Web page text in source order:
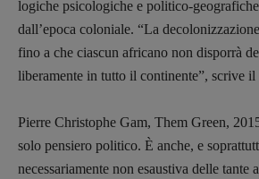
Anna da Re,Roberto Derobertis,Elio
Grasso,Fabio Malagnini,Valentina
Marcoli
Elisabetta Michielin ,Nicole
Case editrici e coordinamento
recensioni:
Elio Grasso [eliovoyager@gmail.com]
logiche psicologiche e politico-
dall’epoca coloniale. “La
fino a che ciascun africano non disporrà
liberamente in tutto il continente”, scrive
Pierre Christophe Gam, Them Green,
solo pensiero politico. È anche, e
necessariamente non esaustiva delle tante